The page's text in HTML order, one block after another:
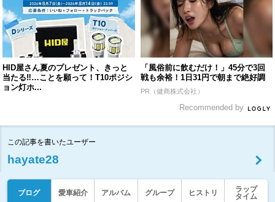
HID屋さん夏のプレゼント、きっと
当たる‼︎…ことを願って！T10ポジシ
ョン灯ホ...
「風俗前に飲むだけ！」45分で3回
戦も余裕！1日31円で朝まで絶好調
PR（健商株式会社）
Recommended by
この記事を書いたユーザー
hayate28
ブログ 愛車紹介 アルバム グループ ヒストリ
ラップ
タイム